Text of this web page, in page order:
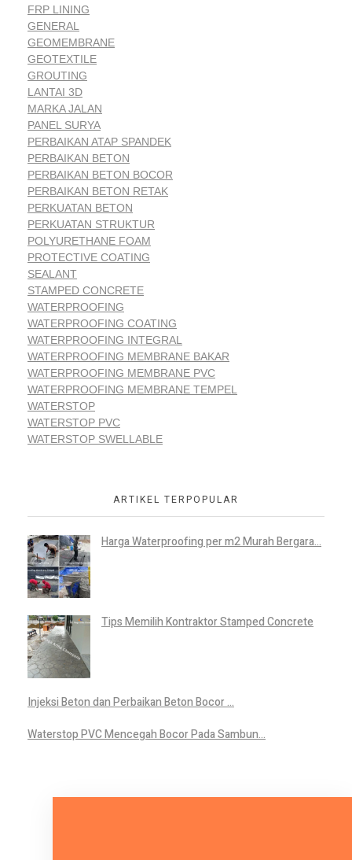
FRP LINING
GENERAL
GEOMEMBRANE
GEOTEXTILE
GROUTING
LANTAI 3D
MARKA JALAN
PANEL SURYA
PERBAIKAN ATAP SPANDEK
PERBAIKAN BETON
PERBAIKAN BETON BOCOR
PERBAIKAN BETON RETAK
PERKUATAN BETON
PERKUATAN STRUKTUR
POLYURETHANE FOAM
PROTECTIVE COATING
SEALANT
STAMPED CONCRETE
WATERPROOFING
WATERPROOFING COATING
WATERPROOFING INTEGRAL
WATERPROOFING MEMBRANE BAKAR
WATERPROOFING MEMBRANE PVC
WATERPROOFING MEMBRANE TEMPEL
WATERSTOP
WATERSTOP PVC
WATERSTOP SWELLABLE
ARTIKEL TERPOPULAR
Harga Waterproofing per m2 Murah Bergara...
Tips Memilih Kontraktor Stamped Concrete
Injeksi Beton dan Perbaikan Beton Bocor ...
Waterstop PVC Mencegah Bocor Pada Sambun...